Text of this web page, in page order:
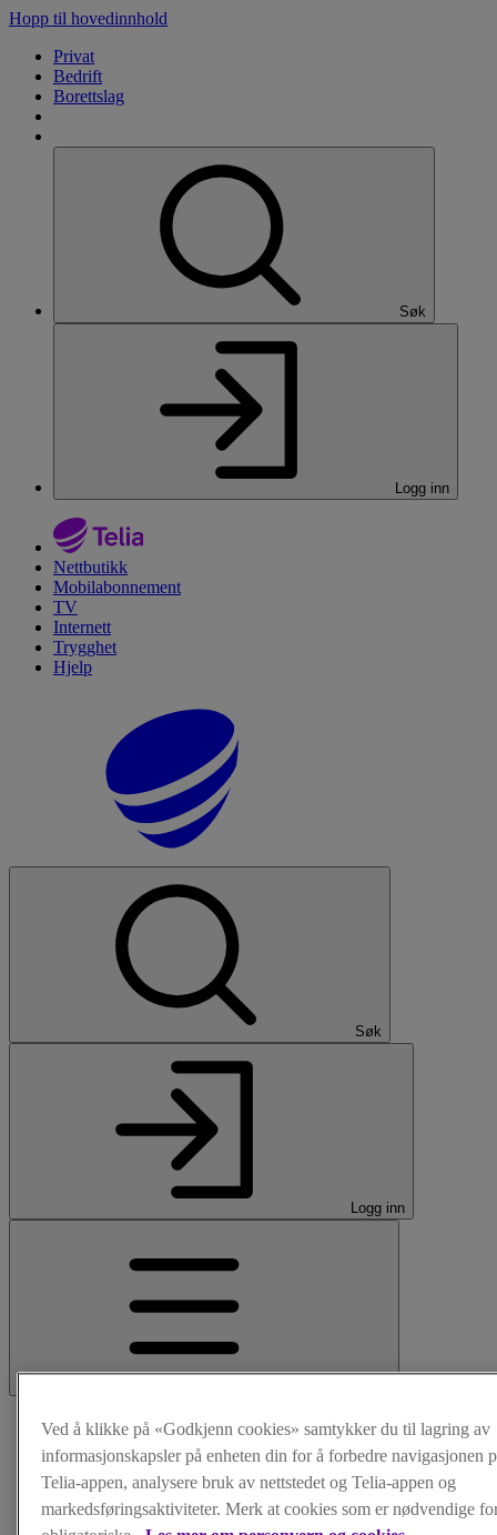
Hopp til hovedinnhold
Privat
Bedrift
Borettslag
Søk
Logg inn
Nettbutikk
Mobilabonnement
TV
Internett
Trygghet
Hjelp
Søk
Logg inn
Ved å klikke på «Godkjenn cookies» samtykker du til lagring av
informasjonskapsler på enheten din for å forbedre navigasjonen
Telia-appen, analysere bruk av nettstedet og Telia-appen og
markedsføringsaktiviteter. Merk at cookies som er nødvendige